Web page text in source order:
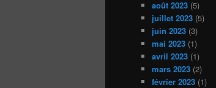
août 2023 (5)
juillet 2023 (5)
juin 2023 (3)
mai 2023 (1)
avril 2023 (1)
mars 2023 (2)
février 2023 (1)